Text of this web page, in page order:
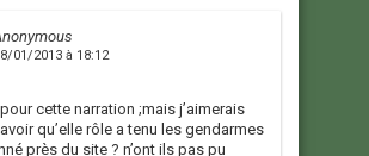
01/2013 à 18:12
cette narration ;mais j’aimerais
qu’elle rôle a tenu les gendarmes
près du site ? n’ont ils pas pu